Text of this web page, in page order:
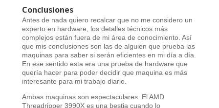
Conclusiones
Antes de nada quiero recalcar que no me considero un
experto en hardware, los detalles técnicos más
complejos están fuera de mi área de conocimiento. Así
que mis conclusiones son las de alguien que prueba las
maquinas para saber si serán eficientes en mi día a día.
En ese sentido esta era una prueba de hardware que
quería hacer para poder decidir que maquina es más
interesante para mi trabajo diario.
Ambas maquinas son espectaculares. El AMD
Threadripper 3990X es una bestia cuando lo